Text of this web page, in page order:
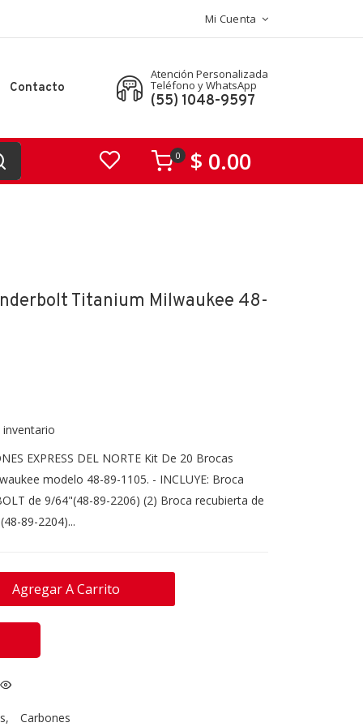
Mi Cuenta
Contacto
Atención Personalizada
Teléfono y WhatsApp
(55) 1048-9597
$ 0.00
0
Titanium Milwaukee 48-
inventario
EXPRESS DEL NORTE Kit De 20 Brocas
modelo 48-89-1105. - INCLUYE: Broca
de 9/64"(48-89-2206) (2) Broca recubierta de
89-2204)...
Agregar A Carrito
, Carbones